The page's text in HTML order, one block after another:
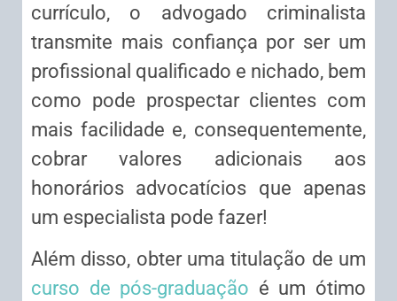
currículo, o advogado criminalista
transmite mais confiança por ser um
profissional qualificado e nichado, bem
como pode prospectar clientes com
mais facilidade e, consequentemente,
cobrar valores adicionais aos
honorários advocatícios que apenas
um especialista pode fazer!
Além disso, obter uma titulação de um
curso de pós-graduação é um ótimo